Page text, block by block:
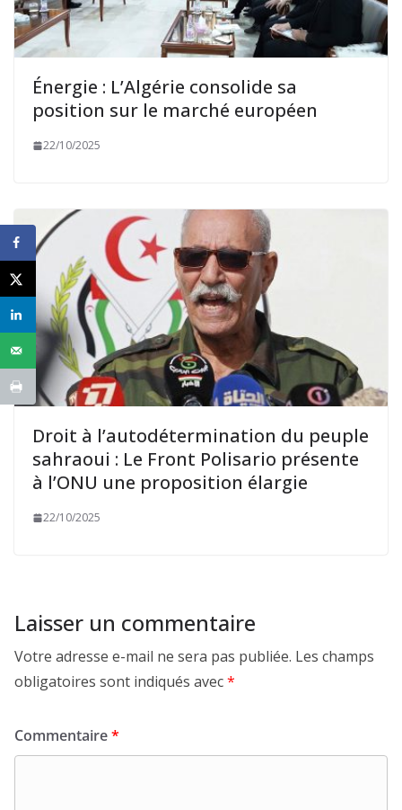
Énergie : L’Algérie consolide sa
position sur le marché européen
22/10/2025
Droit à l’autodétermination du peuple
sahraoui : Le Front Polisario présente
à l’ONU une proposition élargie
22/10/2025
Laisser un commentaire
Votre adresse e-mail ne sera pas publiée. Les champs
obligatoires sont indiqués avec*
Commentaire*